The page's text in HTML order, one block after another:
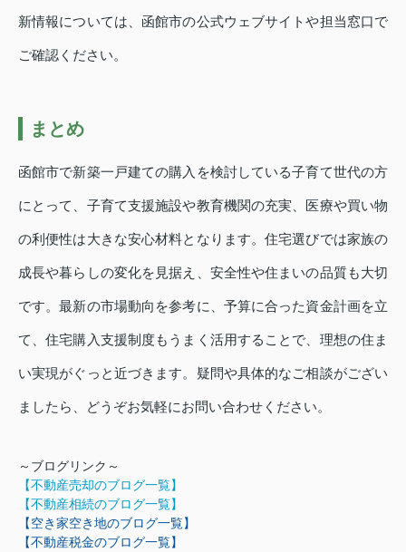
新情報については、函館市の公式ウェブサイトや担当窓口で
ご確認ください。
まとめ
函館市で新築一戸建ての購入を検討している子育て世代の方
にとって、子育て支援施設や教育機関の充実、医療や買い物
の利便性は大きな安心材料となります。住宅選びでは家族の
成長や暮らしの変化を見据え、安全性や住まいの品質も大切
です。最新の市場動向を参考に、予算に合った資金計画を立
て、住宅購入支援制度もうまく活用することで、理想の住ま
い実現がぐっと近づきます。疑問や具体的なご相談がござい
ましたら、どうぞお気軽にお問い合わせください。
～ブログリンク～
【不動産売却のブログ一覧】
【不動産相続のブログ一覧】
【空き家空き地のブログ一覧】
【不動産税金のブログ一覧】